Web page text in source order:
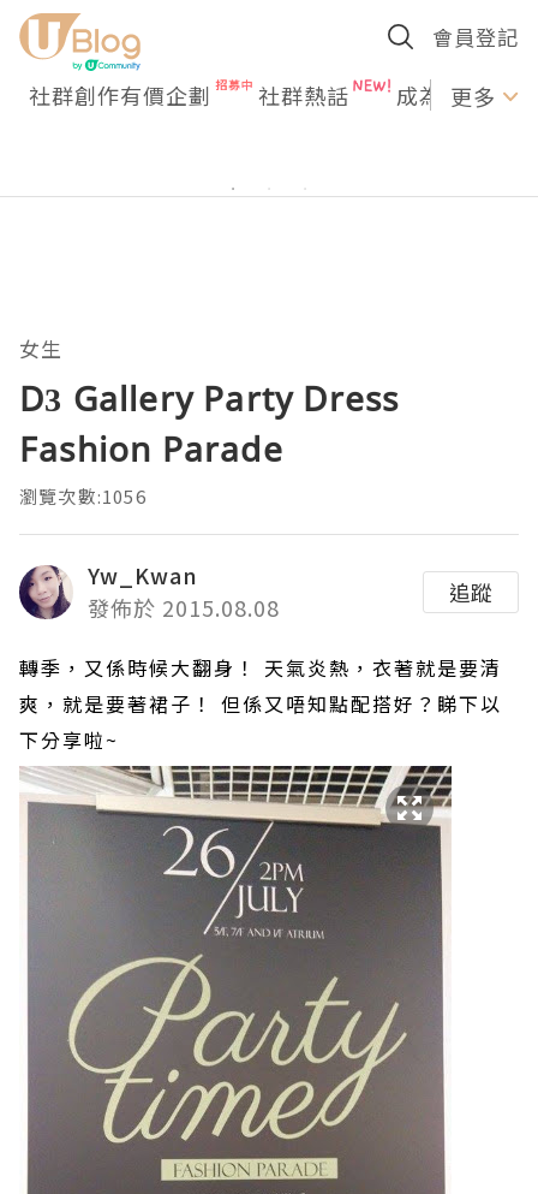
會員登記
社群創作有價企劃 社群熱話 成為U更多
女生
D3 Gallery Party Dress
Fashion Parade
瀏覽次數:1056
Yw_Kwan
發佈於 2015.08.08
追蹤
轉季，又係時候大翻身！ 天氣炎熱，衣著就是要清
爽，就是要著裙子！ 但係又唔知點配搭好？睇下以
下分享啦~